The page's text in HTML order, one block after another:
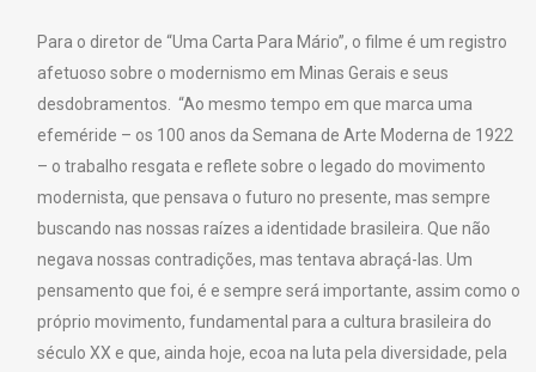
Para o diretor de “Uma Carta Para Mário”, o filme é um registro
afetuoso sobre o modernismo em Minas Gerais e seus
desdobramentos. “Ao mesmo tempo em que marca uma
efeméride – os 100 anos da Semana de Arte Moderna de 1922
– o trabalho resgata e reflete sobre o legado do movimento
modernista, que pensava o futuro no presente, mas sempre
buscando nas nossas raízes a identidade brasileira. Que não
negava nossas contradições, mas tentava abraçá-las. Um
pensamento que foi, é e sempre será importante, assim como o
próprio movimento, fundamental para a cultura brasileira do
século XX e que, ainda hoje, ecoa na luta pela diversidade, pela